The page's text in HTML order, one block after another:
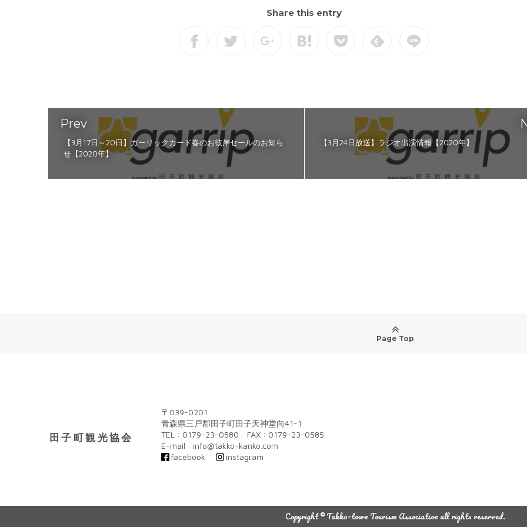
Share this entry
Prev
【3月17日～20日】ガーリックカード春のお彼岸セールのお知ら
せ【2020年】
【3月24日放送】ラジオ出演情報【2020年】
Page Top
田子町観光協会
〒039-0201
青森県三戸郡田子町田子天神堂向41-1
TEL : 0179-23-0580 FAX : 0179-23-0585
E-mail : info@takko-kanko.com
facebook
instagram
Copyright © Takko-town Tourism Association all rights reserved.